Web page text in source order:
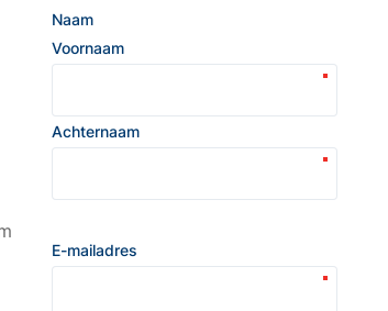
Naam
Voornaam
Achternaam
E-mailadres